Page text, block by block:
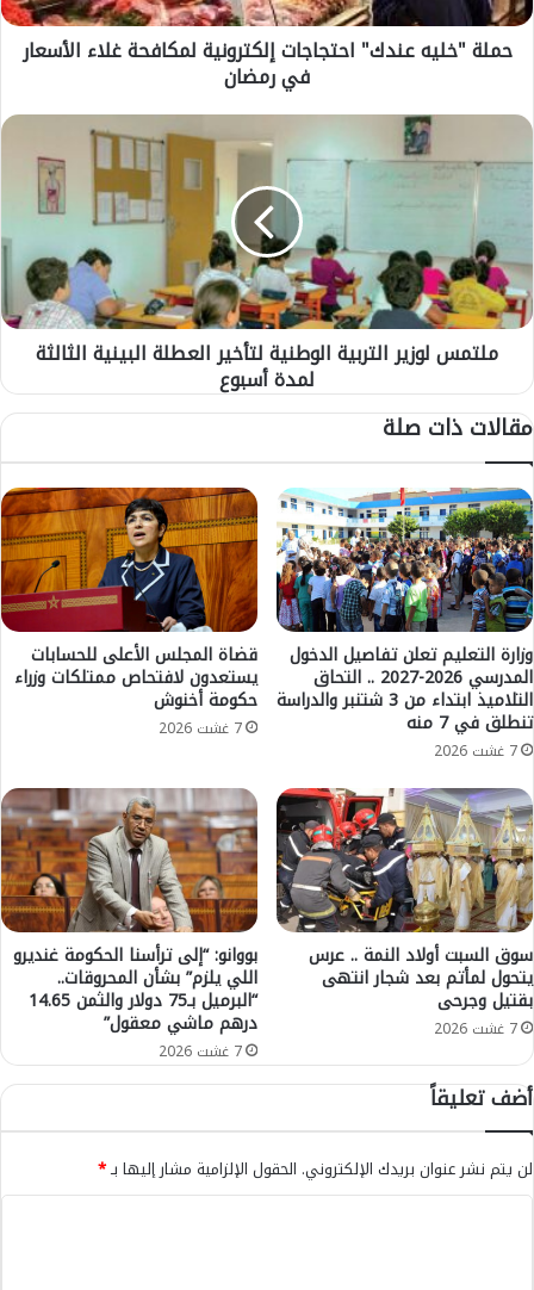
ه
ك
ا
ا
ج
ا
ك
ر
و
ن
ي
ة
ل
م
ك
ا
ف
ح
ة
ل
ا
ء
ا
ل
أ
س
ع
ا
ر
ف
ر
م
ا
ن
حملة "خليه عندك" احتجاجات إلكترونية لمكافحة غلاء الأسعار
في رمضان
م
و
ز
ي
ا
ت
ب
ي
ة
ا
ل
و
ط
ن
ي
ة
ل
ت
خ
ي
ر
ا
ل
ع
ط
ل
ة
ا
ل
ب
ي
ن
ة
ا
ملتمس لوزير التربية الوطنية لتأخير العطلة البينية الثالثة
لمدة أسبوع
مقالات ذات صلة
وزارة التعليم تعلن تفاصيل الدخول
المدرسي 2026-2027 .. التحاق
التلاميذ ابتداء من 3 شتنبر والدراسة
تنطلق في 7 منه
7 غشت 2026
قضاة المجلس الأعلى للحسابات
يستعدون لافتحاص ممتلكات وزراء
حكومة أخنوش
7 غشت 2026
سوق السبت أولاد النمة .. عرس
يتحول لمأتم بعد شجار انتهى
بقتيل وجرحى
7 غشت 2026
بووانو: “إلى ترأسنا الحكومة غنديرو
اللي يلزم” بشأن المحروقات..
“البرميل بـ75 دولار والثمن 14.65
درهم ماشي معقول”
7 غشت 2026
أضف تعليقاً
لن يتم نشر عنوان بريدك الإلكتروني. الحقول الإلزامية مشار إليها بـ*